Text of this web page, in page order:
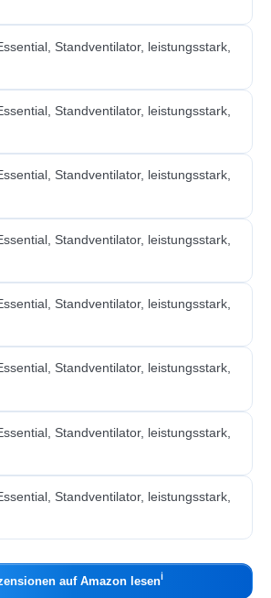
auf Amazon lesenℹ︎